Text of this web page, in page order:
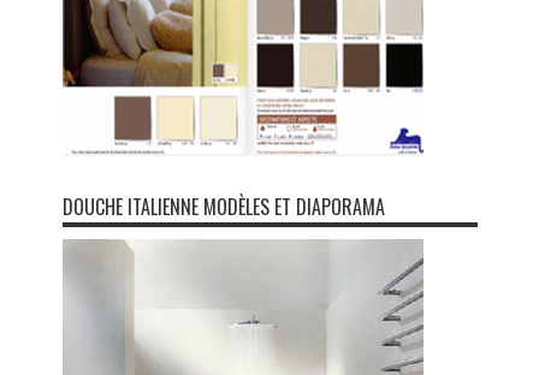
DOUCHE ITALIENNE MODÈLES ET DIAPORAMA